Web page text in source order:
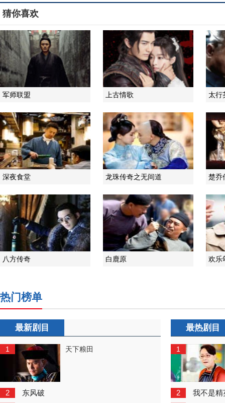
猜你喜欢
军师联盟 上古情歌 太行
深夜食堂 龙珠传奇之无间道 楚乔
八方传奇 白鹿原 欢乐
热门榜单
最新剧目
1 天下粮田
2 东风破
最热剧目
1
2 我不是精